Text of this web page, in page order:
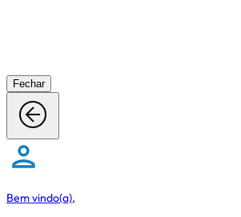
Fechar
Bem vindo(a),